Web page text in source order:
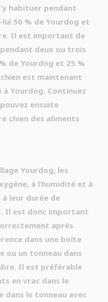
habituer pendant
50 % de Yourdog et
Il est important de
deux ou trois
de Yourdog et 25 %
est maintenant
Yourdog. Continuez
ensuite
chien des aliments
Yourdog, les
à l’humidité et à
leur durée de
Il est donc important
après
dans une boîte
ou un tonneau dans
Il est préférable
en vrac dans le
dans le tonneau avec